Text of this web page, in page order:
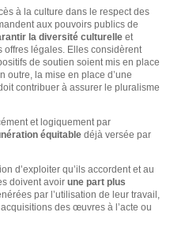
à la culture dans le respect des
aux pouvoirs publics de
la diversité culturelleet
offres légales. Elles considèrent
de soutien soient mis en place
outre, la mise en place d’une
contribuer à assurer le pluralisme
et logiquement par
équitabledéjà versée par
d’exploiter qu’ils accordent et au
doivent avoir une part plus
par l’utilisation de leur travail,
des œuvres à l’acte ou